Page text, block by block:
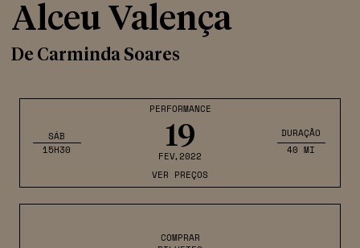
PERFORMANCE
19
FEV,2022
SÁB
15H30
DURAÇÃO
40 MI
VER PREÇOS
COMPRAR
Alceu Valença
De Carminda Soares